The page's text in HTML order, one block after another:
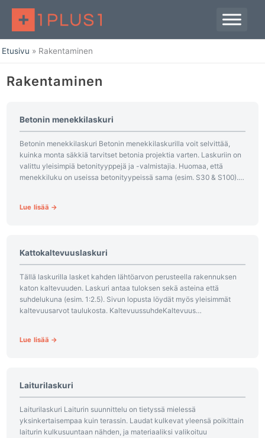
sisältöön
Etusivu Rakentaminen
Rakentaminen
Betonin menekkilaskuri
Betonin menekkilaskuri Betonin menekkilaskurilla voit selvittää,
kuinka monta säkkiä tarvitset betonia projektia varten. Laskuriin on
valittu yleisimpiä betonityyppejä ja -valmistajia. Huomaa, että
menekkiluku on useissa betonityypeissä sama (esim. S30 & S100).
Lue lisää →
Kattokaltevuuslaskuri
Tällä laskurilla lasket kahden lähtöarvon perusteella rakennuksen
katon kaltevuuden. Laskuri antaa tuloksen sekä asteina että
suhdelukuna (esim. 1:2.5). Sivun lopusta löydät myös yleisimmät
kaltevuusarvot taulukosta. KaltevuussuhdeKaltevuus
%1:414°25 %1:4,512,5°22,2...
Lue lisää →
Laiturilaskuri
Laiturilaskuri Laiturin suunnittelu on tietyssä mielessä
yksinkertaisempaa kuin terassin. Laudat kulkevat yleensä poikittain
laiturin kulkusuuntaan nähden, ja materiaaliksi valikoituu